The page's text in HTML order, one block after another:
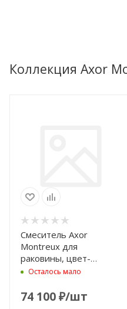
Коллекция Axor
Смеситель Axor
Montreux для
раковины, цвет-
шлифованное золото
Осталось мало
74 100₽/шт